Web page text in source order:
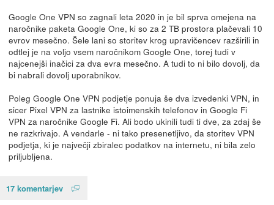
Google One VPN so zagnali leta 2020 in je bil sprva omejena na
naročnike paketa Google One, ki so za 2 TB prostora plačevali 10
evrov mesečno. Šele lani so storitev krog upravičencev razširili in
odtlej je na voljo vsem naročnikom Google One, torej tudi v
najcenejši inačici za dva evra mesečno. A tudi to ni bilo dovolj, da
bi nabrali dovolj uporabnikov.
Poleg Google One VPN podjetje ponuja še dva izvedenki VPN, in
sicer Pixel VPN za lastnike istoimenskih telefonov in Google Fi
VPN za naročnike Google Fi. Ali bodo ukinili tudi ti dve, za zdaj še
ne razkrivajo. A vendarle - ni tako presenetljivo, da storitev VPN
podjetja, ki je največji zbiralec podatkov na internetu, ni bila zelo
priljubljena.
17 komentarjev